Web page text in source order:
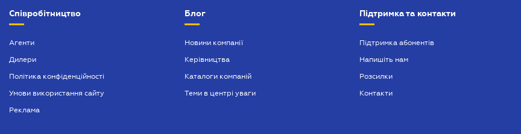
БІЗНЕС
БУХГАЛТЕР ПРОФ
Співробітництво
Агенти
Дилери
Політика конфіденційності
Умови використання сайту
Реклама
Блог
Новини компанії
Керівництва
Каталоги компаній
Теми в центрі уваги
Підтримка та контакти
Підтримка абонентів
Напишіть нам
Розсилки
Контакти